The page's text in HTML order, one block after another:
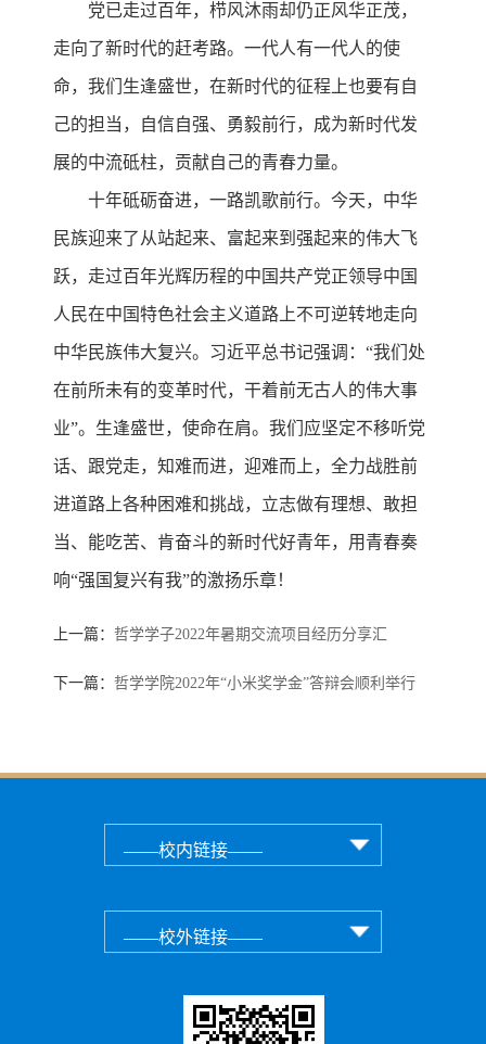
党已走过百年，栉风沐雨却仍正风华正茂，
走向了新时代的赶考路。一代人有一代人的使
命，我们生逢盛世，在新时代的征程上也要有自
己的担当，自信自强、勇毅前行，成为新时代发
展的中流砥柱，贡献自己的青春力量。
十年砥砺奋进，一路凯歌前行。今天，中华
民族迎来了从站起来、富起来到强起来的伟大飞
跃，走过百年光辉历程的中国共产党正领导中国
人民在中国特色社会主义道路上不可逆转地走向
中华民族伟大复兴。习近平总书记强调：“我们处
在前所未有的变革时代，干着前无古人的伟大事
业”。生逢盛世，使命在肩。我们应坚定不移听党
话、跟党走，知难而进，迎难而上，全力战胜前
进道路上各种困难和挑战，立志做有理想、敢担
当、能吃苦、肯奋斗的新时代好青年，用青春奏
响“强国复兴有我”的激扬乐章！
上一篇：哲学学子2022年暑期交流项目经历分享汇
下一篇：哲学学院2022年“小米奖学金”答辩会顺利举行